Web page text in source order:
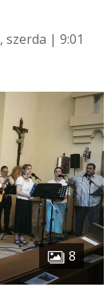
szerda | 9:01
8